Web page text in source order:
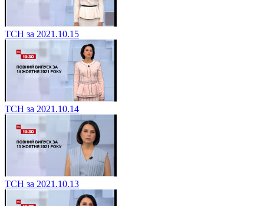
ТСН за 2021.10.15
ТСН за 2021.10.14
ТСН за 2021.10.13